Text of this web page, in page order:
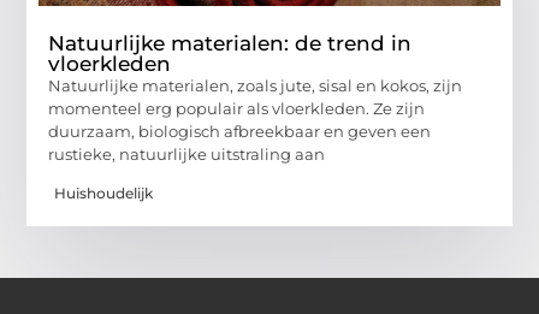
Natuurlijke materialen: de trend in
vloerkleden
Natuurlijke materialen, zoals jute, sisal en kokos, zijn
momenteel erg populair als vloerkleden. Ze zijn
duurzaam, biologisch afbreekbaar en geven een
rustieke, natuurlijke uitstraling aan
Huishoudelijk